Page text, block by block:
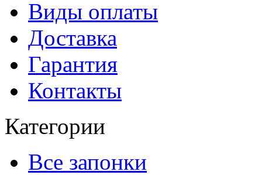
Виды оплаты
Доставка
Гарантия
Контакты
Категории
Все запонки